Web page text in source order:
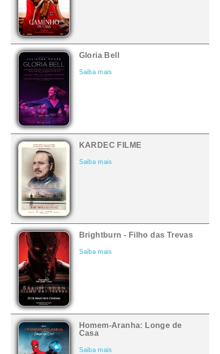
Gloria Bell
Saiba mais
KARDEC FILME
Saiba mais
Brightburn - Filho das Trevas
Saiba mais
Homem-Aranha: Longe de
Casa
Saiba mais